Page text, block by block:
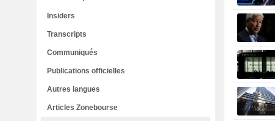
Insiders
Transcripts
Communiqués
Publications officielles
Autres langues
Articles Zonebourse